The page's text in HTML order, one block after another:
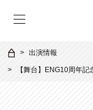
出演情報
【舞台】ENG10周年